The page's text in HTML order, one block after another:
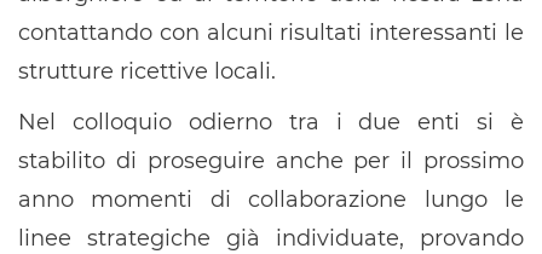
contattando con alcuni risultati interessanti le
strutture ricettive locali.
Nel colloquio odierno tra i due enti si è
stabilito di proseguire anche per il prossimo
anno momenti di collaborazione lungo le
linee strategiche già individuate, provando